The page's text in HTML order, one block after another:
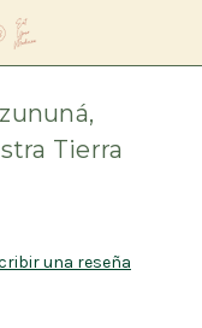
Tierra
una reseña